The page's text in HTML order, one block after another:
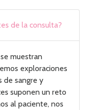
de la consulta?
muestran
exploraciones
de sangre y
suponen un reto
al paciente, nos